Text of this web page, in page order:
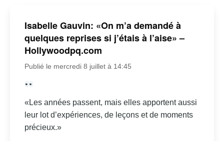
Isabelle Gauvin: «On m’a demandé à
quelques reprises si j’étais à l’aise» –
Hollywoodpq.com
Publié le mercredi 8 juillet à 14:45
«Les années passent, mais elles apportent aussi
leur lot d’expériences, de leçons et de moments
précieux.»